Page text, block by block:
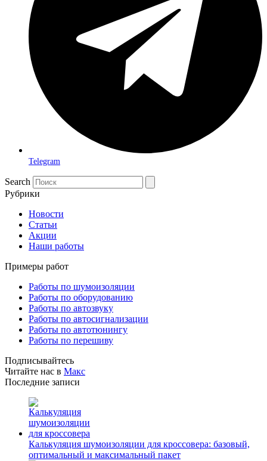
Telegram
Search
Рубрики
Новости
Статьи
Акции
Наши работы
Примеры работ
Работы по шумоизоляции
Работы по оборудованию
Работы по автозвуку
Работы по автосигнализации
Работы по автотюнингу
Работы по перешиву
Подписывайтесь
Читайте нас в Макс
Последние записи
Калькуляция шумоизоляции для кроссовера: базовый,
оптимальный и максимальный пакет